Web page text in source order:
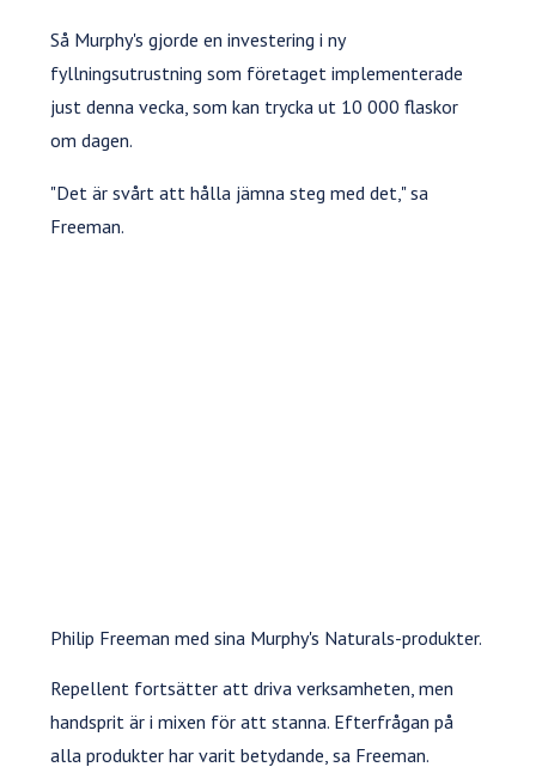
Så Murphy's gjorde en investering i ny
fyllningsutrustning som företaget implementerade
just denna vecka, som kan trycka ut 10 000 flaskor
om dagen.
"Det är svårt att hålla jämna steg med det," sa
Freeman.
Philip Freeman med sina Murphy's Naturals-produkter.
Repellent fortsätter att driva verksamheten, men
handsprit är i mixen för att stanna. Efterfrågan på
alla produkter har varit betydande, sa Freeman.